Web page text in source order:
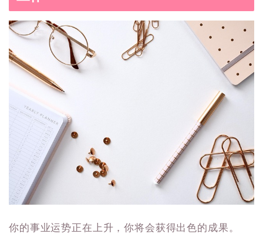
你的事业运势正在上升，你将会获得出色的成果。